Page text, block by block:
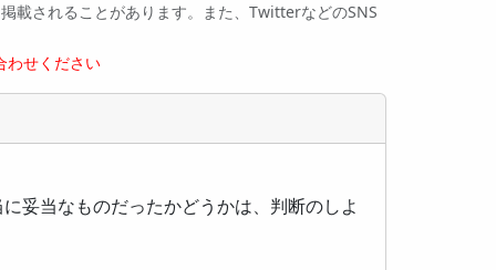
載されることがあります。また、TwitterなどのSNS
わせください
妥当なものだったかどうかは、判断のしよ